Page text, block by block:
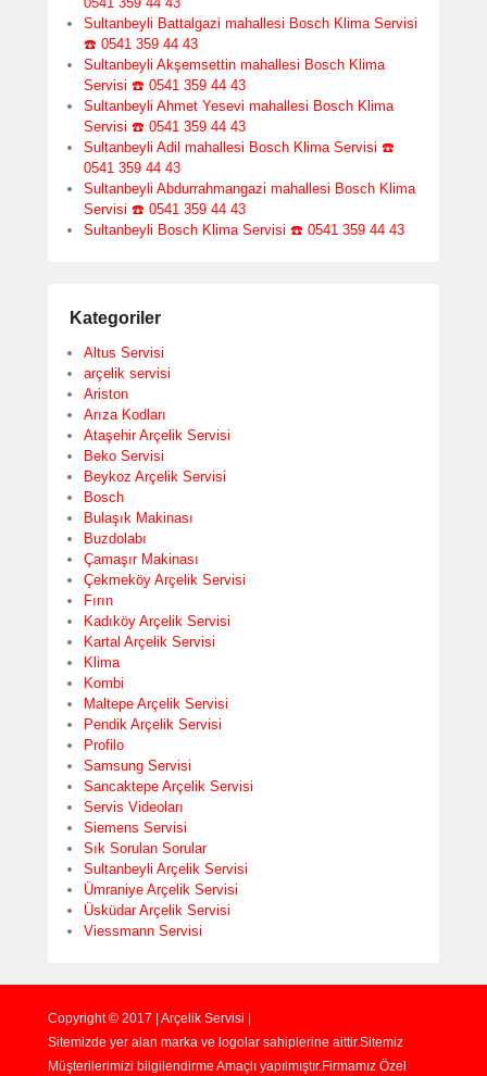
Sultanbeyli Battalgazi mahallesi Bosch Klima Servisi
☎️ 0541 359 44 43
Sultanbeyli Akşemsettin mahallesi Bosch Klima
Servisi ☎️ 0541 359 44 43
Sultanbeyli Ahmet Yesevi mahallesi Bosch Klima
Servisi ☎️ 0541 359 44 43
Sultanbeyli Adil mahallesi Bosch Klima Servisi ☎️
0541 359 44 43
Sultanbeyli Abdurrahmangazi mahallesi Bosch Klima
Servisi ☎️ 0541 359 44 43
Sultanbeyli Bosch Klima Servisi ☎️ 0541 359 44 43
Kategoriler
Altus Servisi
arçelik servisi
Ariston
Arıza Kodları
Ataşehir Arçelik Servisi
Beko Servisi
Beykoz Arçelik Servisi
Bosch
Bulaşık Makinası
Buzdolabı
Çamaşır Makinası
Çekmeköy Arçelik Servisi
Fırın
Kadıköy Arçelik Servisi
Kartal Arçelik Servisi
Klima
Kombi
Maltepe Arçelik Servisi
Pendik Arçelik Servisi
Profilo
Samsung Servisi
Sancaktepe Arçelik Servisi
Servis Videoları
Siemens Servisi
Sık Sorulan Sorular
Sultanbeyli Arçelik Servisi
Ümraniye Arçelik Servisi
Üsküdar Arçelik Servisi
Viessmann Servisi
Copyright © 2017 | Arçelik Servisi |
Sitemizde yer alan marka ve logolar sahiplerine aittir.Sitemiz
Müşterilerimizi bilgilendirme Amaçlı yapılmıştır.Firmamız Özel